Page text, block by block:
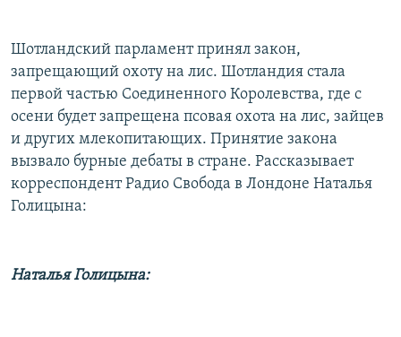
Шотландский парламент принял закон,
запрещающий охоту на лис. Шотландия стала
первой частью Соединенного Королевства, где с
осени будет запрещена псовая охота на лис, зайцев
и других млекопитающих. Принятие закона
вызвало бурные дебаты в стране. Рассказывает
корреспондент Радио Свобода в Лондоне Наталья
Голицына:
Наталья Голицына: